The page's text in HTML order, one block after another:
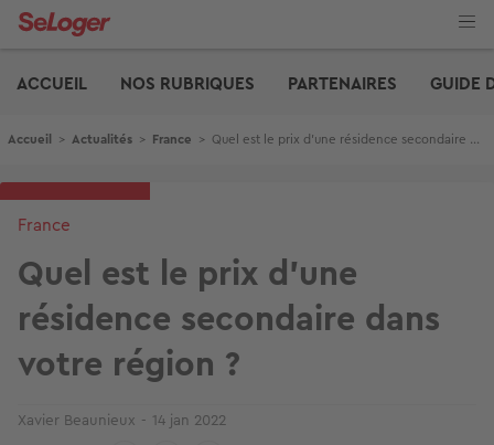
Aller
ACCUEIL
NOS RUBRIQUES PARTENAIRES GUIDE
Fil d'Ariane
Accueil > Actualités > France > Quel est le prix d’une résidence secondaire dans votre région ?
France
Quel est le prix d’une
résidence secondaire dans
votre région ?
Xavier Beaunieux 14 jan 2022